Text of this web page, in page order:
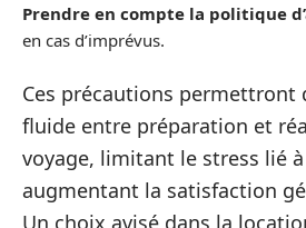
Prendre en compte la politique
en cas d’imprévus.
Ces précautions permettront
fluide entre préparation et
voyage, limitant le stress lié
augmentant la satisfaction